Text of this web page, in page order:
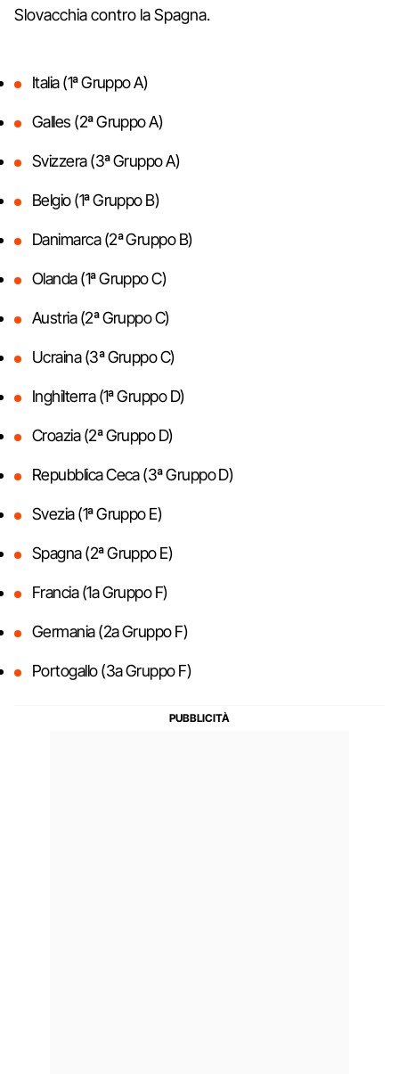
Slovacchia contro la Spagna.
Italia (1ª Gruppo A)
Galles (2ª Gruppo A)
Svizzera (3ª Gruppo A)
Belgio (1ª Gruppo B)
Danimarca (2ª Gruppo B)
Olanda (1ª Gruppo C)
Austria (2ª Gruppo C)
Ucraina (3ª Gruppo C)
Inghilterra (1ª Gruppo D)
Croazia (2ª Gruppo D)
Repubblica Ceca (3ª Gruppo D)
Svezia (1ª Gruppo E)
Spagna (2ª Gruppo E)
Francia (1aGruppo F)
Germania (2aGruppo F)
Portogallo (3aGruppo F)